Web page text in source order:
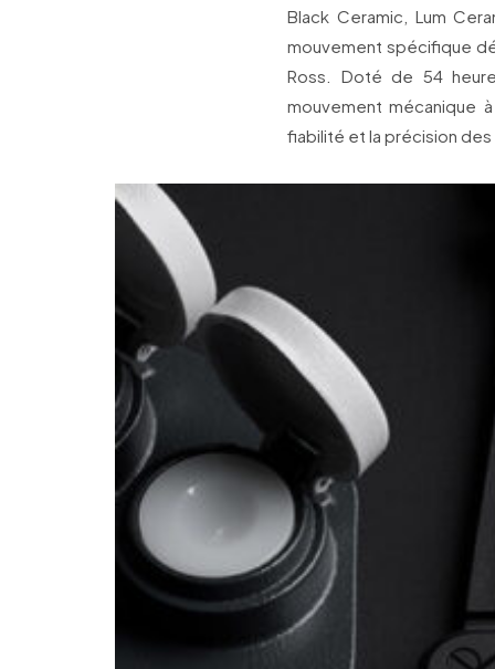
Black Ceramic, Lum
mouvement spécifique
Ross. Doté de 54
mouvement mécanique
fiabilité et la précision